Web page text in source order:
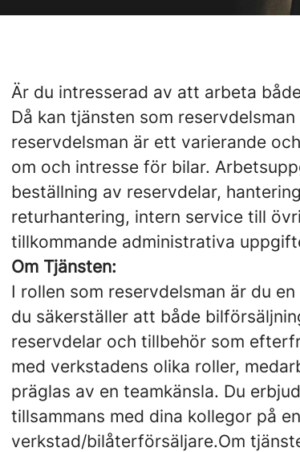
Är du intresserad av att arbeta
Då kan tjänsten som
reservdelsman är ett varierande
om och intresse för bilar.
beställning av reservdelar,
returhantering, intern service till
tillkommande administrativa
Om Tjänsten:
I rollen som reservdelsman är du
du säkerställer att både
reservdelar och tillbehör som
med verkstadens olika roller,
präglas av en teamkänsla. Du
tillsammans med dina kollegor på
verkstad/bilåterförsäljare.Om